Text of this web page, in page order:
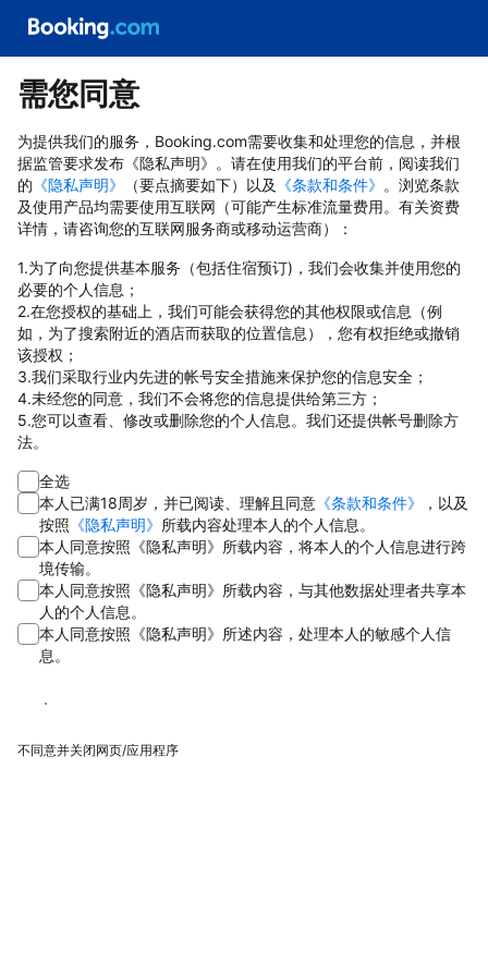
需您同意
为提供我们的服务，Booking.com需要收集和处理您的信息，并根
据监管要求发布《隐私声明》。请在使用我们的平台前，阅读我们
的 《隐私声明》 （要点摘要如下）以及 《条款和条件》 。浏览条款
及使用产品均需要使用互联网（可能产生标准流量费用。有关资费
详情，请咨询您的互联网服务商或移动运营商）：
1.为了向您提供基本服务（包括住宿预订)，我们会收集并使用您的
必要的个人信息；
2.在您授权的基础上，我们可能会获得您的其他权限或信息（例
如，为了搜索附近的酒店而获取的位置信息），您有权拒绝或撤销
该授权；
3.我们采取行业内先进的帐号安全措施来保护您的信息安全；
4.未经您的同意，我们不会将您的信息提供给第三方；
5.您可以查看、修改或删除您的个人信息。我们还提供帐号删除方
法。
全选
本人已满18周岁，并已阅读、理解且同意 《条款和条件》
，以及
按照 《隐私声明》 所载内容处理本人的个人信息。
本人同意按照《隐私声明》所载内容，将本人的个人信息进行跨
境传输。
本人同意按照《隐私声明》所载内容，与其他数据处理者共享本
人的个人信息。
本人同意按照《隐私声明》所述内容，处理本人的敏感个人信
息。
同意
不同意并关闭网页/应用程序